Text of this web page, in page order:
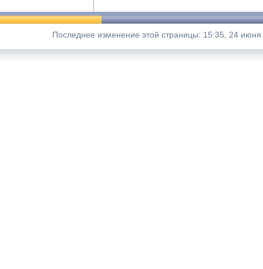
Последнее изменение этой страницы: 15:35, 24 июня